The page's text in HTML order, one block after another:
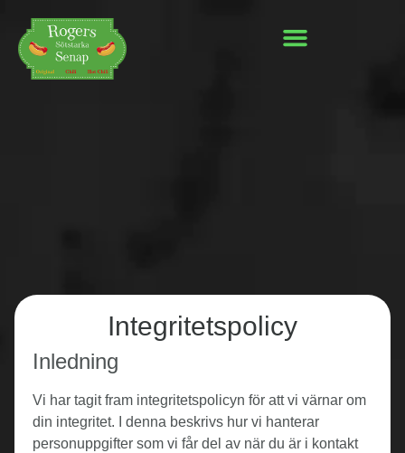
Integritetspolicy
Inledning
Vi har tagit fram integritetspolicyn för att vi värnar om
din integritet. I denna beskrivs hur vi hanterar
personuppgifter som vi får del av när du är i kontakt